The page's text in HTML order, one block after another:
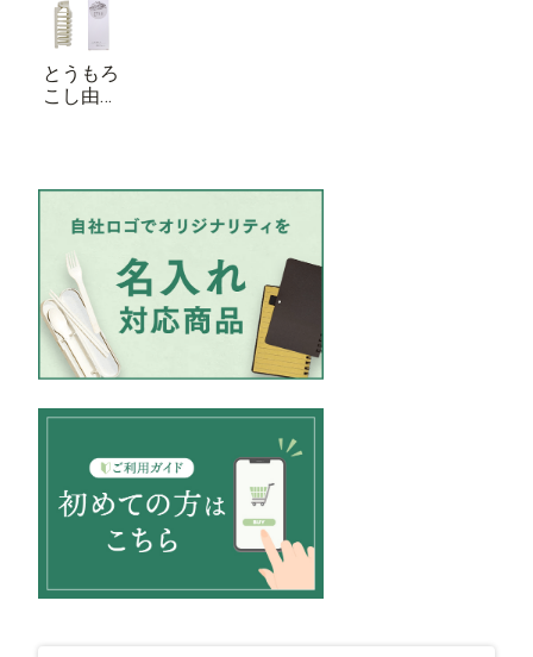
とうもろ
こし由来
Brush